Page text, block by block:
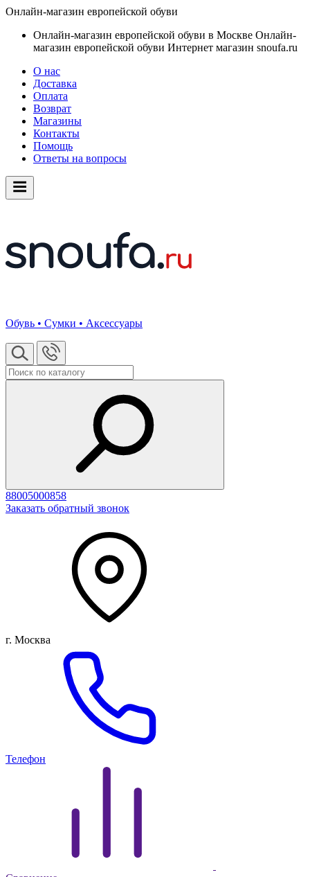
Онлайн-магазин европейской обуви
Онлайн-магазин европейской обуви в Москве Онлайн-
магазин европейской обуви Интернет магазин snoufa.ru
О нас
Доставка
Оплата
Возврат
Магазины
Контакты
Помощь
Ответы на вопросы
Обувь • Сумки • Аксессуары
88005000858
Заказать обратный звонок
г. Москва
Телефон